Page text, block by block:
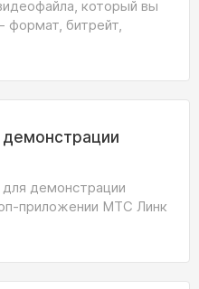
который вы
формат, битрейт,
демонстрации
приложении МТС Линк